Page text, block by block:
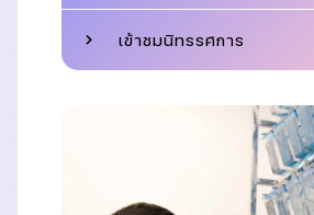
เข้าชมนิทรรศการ